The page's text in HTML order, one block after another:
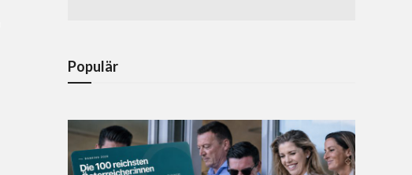
Populär